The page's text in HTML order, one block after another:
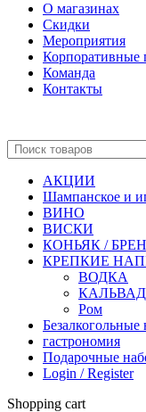
О магазинах
Скидки
Мероприятия
Корпоративные
Команда
Контакты
АКЦИИ
Шампанское и
ВИНО
ВИСКИ
КОНЬЯК /
КРЕПКИЕ
ВОДКА
Ром
Безалкогольные
гастрономия
Подарочные
Login / Register
Shopping cart